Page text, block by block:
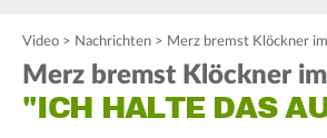
Video > Nachrichten > Merz bremst Klöckner
Merz bremst Klöckner
"ICH HALTE DAS